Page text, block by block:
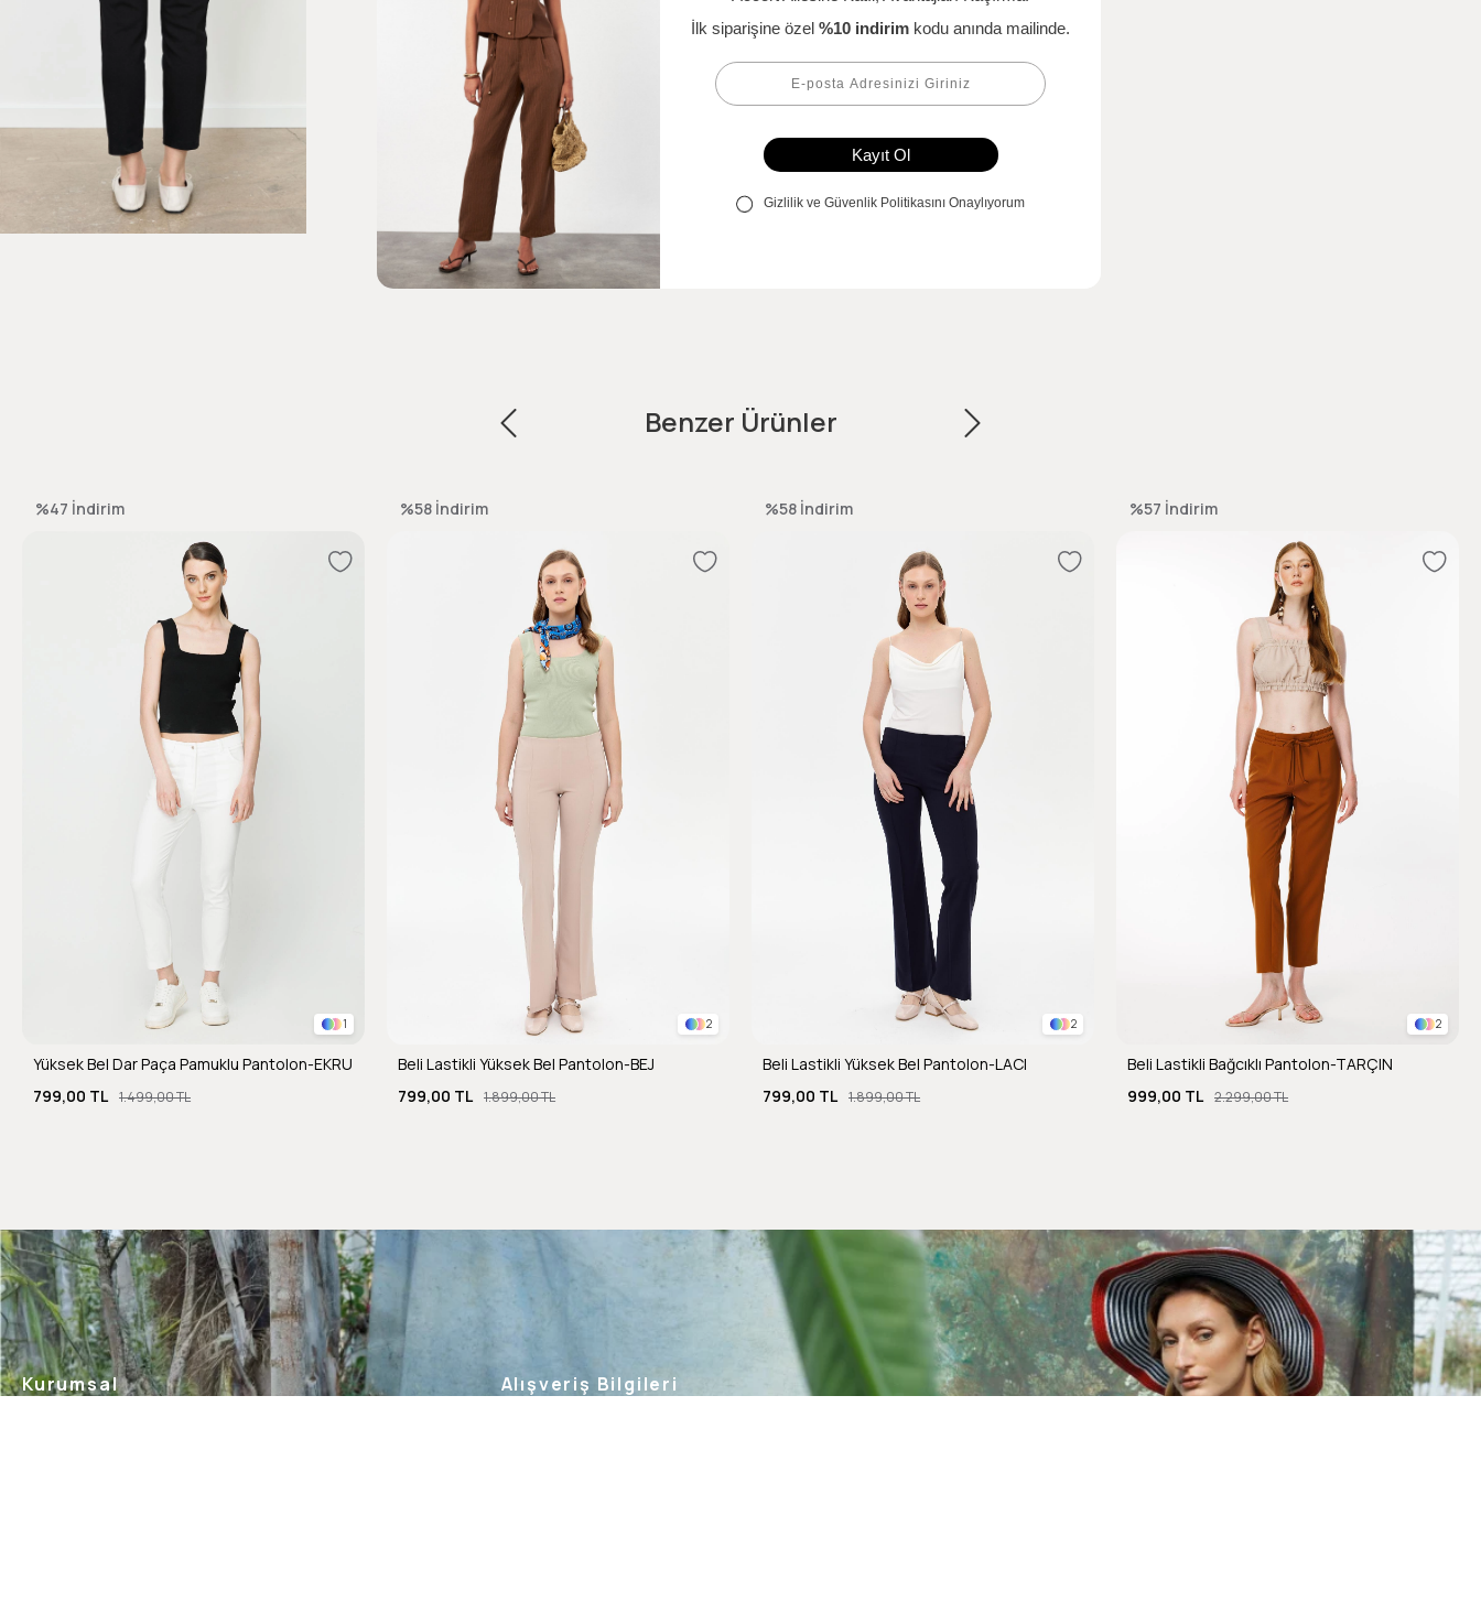
Benzer Ürünler
1
Yüksek Bel Dar Paça Pamuklu Pantolon-EKRU
799,00 TL 1.499,00 TL
%47 İndirim
2
Beli Lastikli Yüksek Bel Pantolon-BEJ
799,00 TL 1.899,00 TL
%58 İndirim
2
Beli Lastikli Yüksek Bel Pantolon-LACI
799,00 TL 1.899,00 TL
%58 İndirim
2
Beli Lastikli Bağcıklı Pantolon-TARÇIN
999,00 TL 2.299,00 TL
%57 İndirim
Kurumsal
Alışveriş Bilgileri